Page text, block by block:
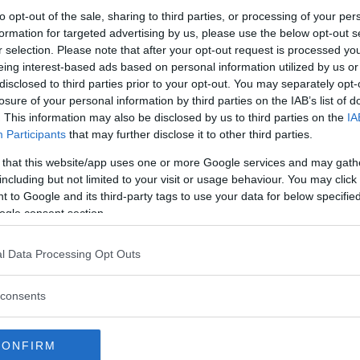
opt-out of the sale, sharing to third parties, or processing of your
for targeted advertising by us, please use the below opt-out
selection. Please note that after your opt-out request is processed
interest-based ads based on personal information utilized by us
to third parties prior to your opt-out. You may separately
of your personal information by third parties on the IAB’s list of
This information may also be disclosed by us to third parties on the
Participants that may further disclose it to other third parties.
that this website/app uses one or more Google services and may
but not limited to your visit or usage behaviour. You may
to Google and its third-party tags to use your data for below
consent section.
Data Processing Opt Outs
i dettagli fanno la differenza
a un più “disimpegnato” paio di
Le persone reclutate per lo studio erano
storie di invenzione che descrivevano le
Ebbene anche singoli dettagli come quello
che nel primo caso, più che nel
e quindi di status più elevato…
spendono i propri soldi, ma anche
come
i ricercatori – che contribuisce a
di tempoper vacanze e attività di svago sembra
altrui, in alto nella scala sociale.
il proprio status sociale non più, o non solo,
mancanza di tempo libero
– più marcate infatti nella cultura
una sorta di